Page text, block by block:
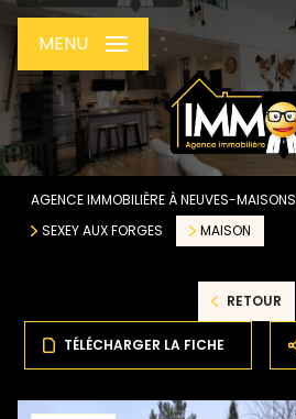
MENU
AGENCE IMMOBILIÈRE À NEUVES-MAISONS
SEXEY AUX FORGES
MAISON
RETOUR
TÉLÉCHARGER LA FICHE